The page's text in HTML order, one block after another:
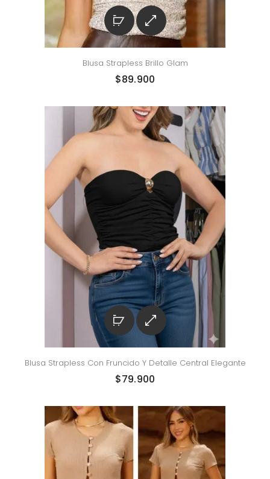
Blusa Strapless Brillo Glam
$89.900
Blusa Strapless Con Fruncido Y Detalle Central Elegante
$79.900